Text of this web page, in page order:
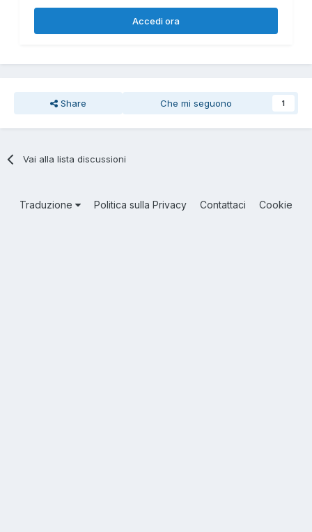
Accedi ora
Share Che mi seguono 1
Vai alla lista discussioni
Traduzione Politica sulla Privacy Contattaci Cookie